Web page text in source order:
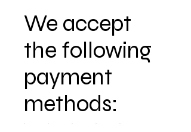
We accept
the following
payment
methods: